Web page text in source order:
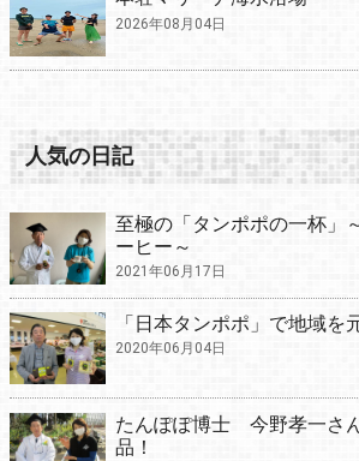
2026年08月04日
人気の日記
至極の「タンポポの一杯」
ーヒー～
2021年06月17日
「日本タンポポ」で地域を
2020年06月04日
たんぽぽ博士 今野孝一さ
品！